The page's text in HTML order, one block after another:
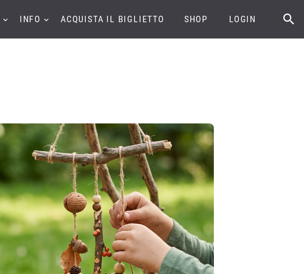
INFO ACQUISTA IL BIGLIETTO SHOP LOGIN